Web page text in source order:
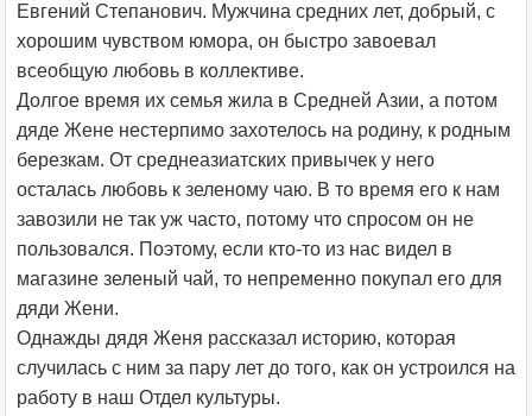
Евгений Степанович. Мужчина средних лет, добрый, с
хорошим чувством юмора, он быстро завоевал
всеобщую любовь в коллективе.
Долгое время их семья жила в Средней Азии, а потом
дяде Жене нестерпимо захотелось на родину, к родным
березкам. От среднеазиатских привычек у него
осталась любовь к зеленому чаю. В то время его к нам
завозили не так уж часто, потому что спросом он не
пользовался. Поэтому, если кто-то из нас видел в
магазине зеленый чай, то непременно покупал его для
дяди Жени.
Однажды дядя Женя рассказал историю, которая
случилась с ним за пару лет до того, как он устроился на
работу в наш Отдел культуры.